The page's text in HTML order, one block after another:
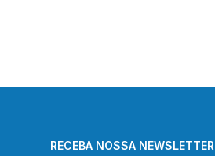
RECEBA NOSSA NEWSLETTER